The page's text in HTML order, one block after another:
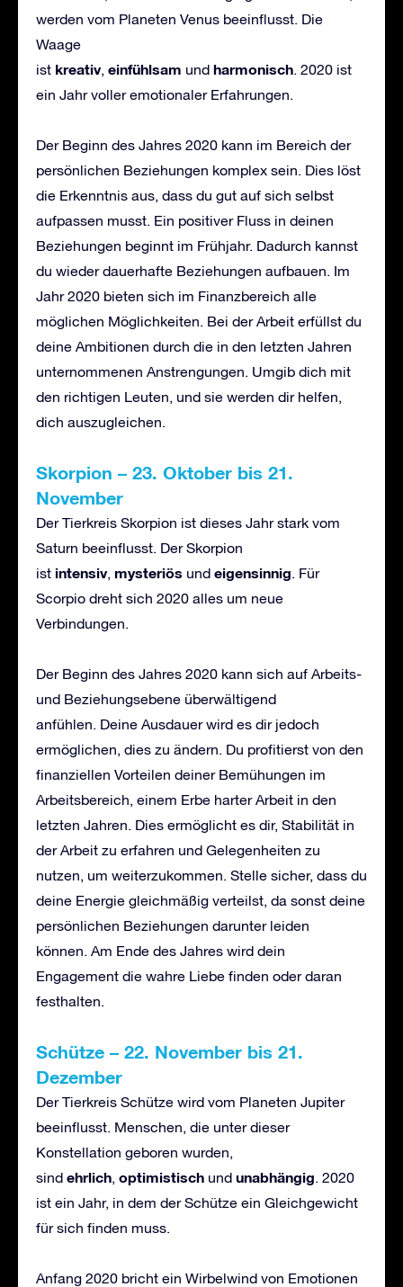
werden vom Planeten Venus beeinflusst. Die
Waage
ist kreativ, einfühlsam und harmonisch. 2020 ist
ein Jahr voller emotionaler Erfahrungen.
Der Beginn des Jahres 2020 kann im Bereich der
persönlichen Beziehungen komplex sein. Dies löst
die Erkenntnis aus, dass du gut auf sich selbst
aufpassen musst. Ein positiver Fluss in deinen
Beziehungen beginnt im Frühjahr. Dadurch kannst
du wieder dauerhafte Beziehungen aufbauen. Im
Jahr 2020 bieten sich im Finanzbereich alle
möglichen Möglichkeiten. Bei der Arbeit erfüllst du
deine Ambitionen durch die in den letzten Jahren
unternommenen Anstrengungen. Umgib dich mit
den richtigen Leuten, und sie werden dir helfen,
dich auszugleichen.
Skorpion – 23. Oktober bis 21.
November
Der Tierkreis Skorpion ist dieses Jahr stark vom
Saturn beeinflusst. Der Skorpion
ist intensiv, mysteriös und eigensinnig. Für
Scorpio dreht sich 2020 alles um neue
Verbindungen.
Der Beginn des Jahres 2020 kann sich auf Arbeits-
und Beziehungsebene überwältigend
anfühlen. Deine Ausdauer wird es dir jedoch
ermöglichen, dies zu ändern. Du profitierst von den
finanziellen Vorteilen deiner Bemühungen im
Arbeitsbereich, einem Erbe harter Arbeit in den
letzten Jahren. Dies ermöglicht es dir, Stabilität in
der Arbeit zu erfahren und Gelegenheiten zu
nutzen, um weiterzukommen. Stelle sicher, dass du
deine Energie gleichmäßig verteilst, da sonst deine
persönlichen Beziehungen darunter leiden
können. Am Ende des Jahres wird dein
Engagement die wahre Liebe finden oder daran
festhalten.
Schütze – 22. November bis 21.
Dezember
Der Tierkreis Schütze wird vom Planeten Jupiter
beeinflusst. Menschen, die unter dieser
Konstellation geboren wurden,
sind ehrlich, optimistisch und unabhängig. 2020
ist ein Jahr, in dem der Schütze ein Gleichgewicht
für sich finden muss.
Anfang 2020 bricht ein Wirbelwind von Emotionen